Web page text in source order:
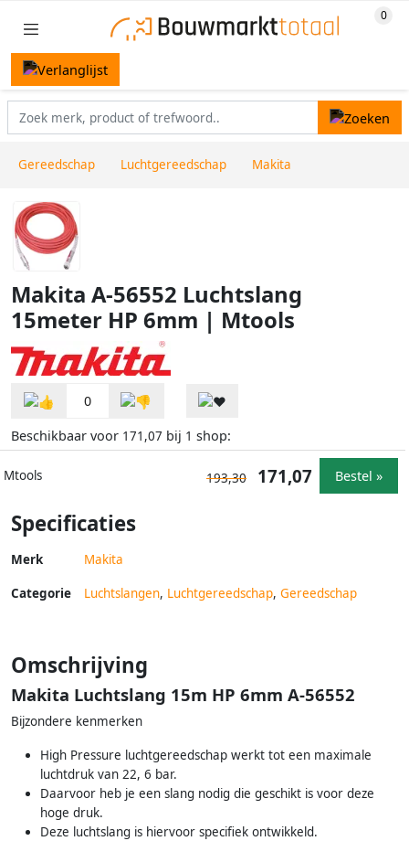
Gereedschap Luchtgereedschap Makita
Makita A-56552 Luchtslang
15meter HP 6mm | Mtools
0
Beschikbaar voor 171,07 bij 1 shop:
Mtools 193,30 171,07 Bestel »
Specificaties
Merk Makita
Categorie Luchtslangen, Luchtgereedschap, Gereedschap
Omschrijving
Makita Luchtslang 15m HP 6mm A-56552
Bijzondere kenmerken
High Pressure luchtgereedschap werkt tot een maximale
luchtdruk van 22, 6 bar.
Daarvoor heb je een slang nodig die geschikt is voor deze
hoge druk.
Deze luchtslang is hiervoor specifiek ontwikkeld.